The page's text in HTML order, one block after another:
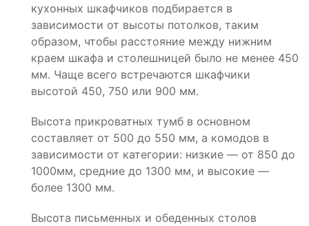
кухонных шкафчиков подбирается в
зависимости от высоты потолков, таким
образом, чтобы расстояние между нижним
краем шкафа и столешницей было не менее 450
мм. Чаще всего встречаются шкафчики
высотой 450, 750 или 900 мм.
Высота прикроватных тумб в основном
составляет от 500 до 550 мм, а комодов в
зависимости от категории: низкие — от 850 до
1000мм, средние до 1300 мм, и высокие —
более 1300 мм.
Высота письменных и обеденных столов